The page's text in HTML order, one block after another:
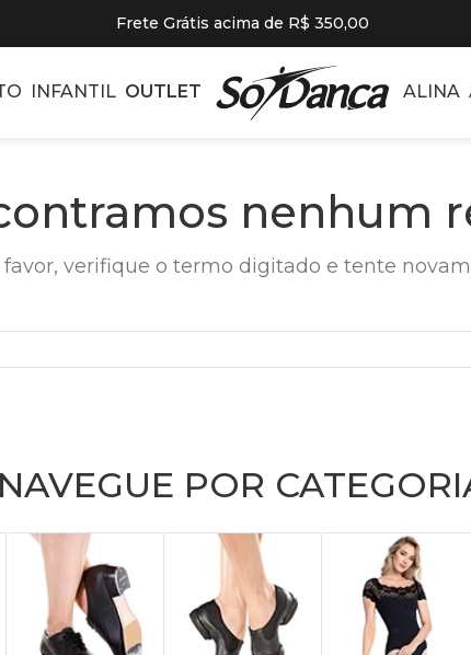
Frete Grátis acima de R$ 350,00
INFANTIL OUTLET ALINA
nenhum
favor, verifique o termo digitado e tente
NAVEGUE POR